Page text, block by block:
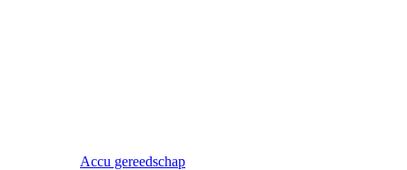
Accu gereedschap